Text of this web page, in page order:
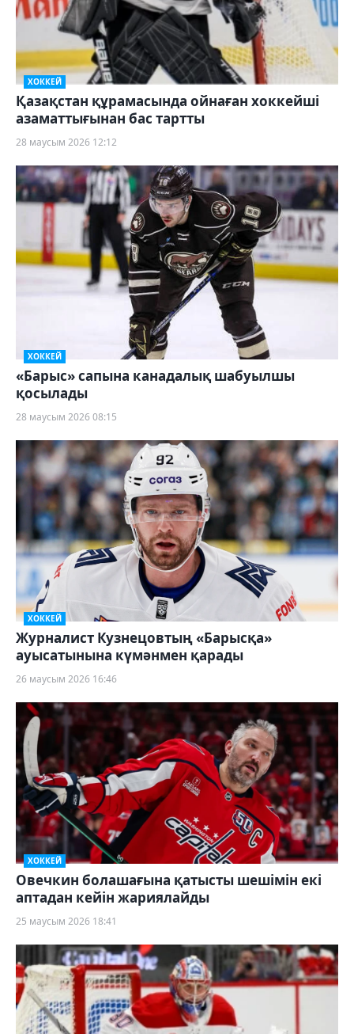
ХОККЕЙ
Қазақстан құрамасында ойнаған хоккейші
азаматтығынан бас тартты
28 маусым 2026 12:12
ХОККЕЙ
«Барыс» сапына канадалық шабуылшы
қосылады
28 маусым 2026 08:15
ХОККЕЙ
Журналист Кузнецовтың «Барысқа»
ауысатынына күмәнмен қарады
26 маусым 2026 16:46
ХОККЕЙ
Овечкин болашағына қатысты шешімін екі
аптадан кейін жариялайды
25 маусым 2026 18:41